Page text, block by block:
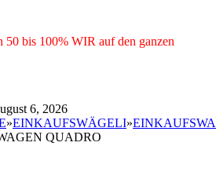
50 bis 100% WIR auf den ganzen
6, 2026
»EINKAUFSWÄGELI»
QUADRO